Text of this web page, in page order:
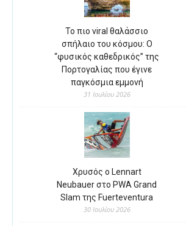
Το πιο viral θαλάσσιο
σπήλαιο του κόσμου: Ο
“φυσικός καθεδρικός” της
Πορτογαλίας που έγινε
παγκόσμια εμμονή
31 Ιουλίου 2026
Χρυσός ο Lennart
Neubauer στο PWA Grand
Slam της Fuerteventura
30 Ιουλίου 2026